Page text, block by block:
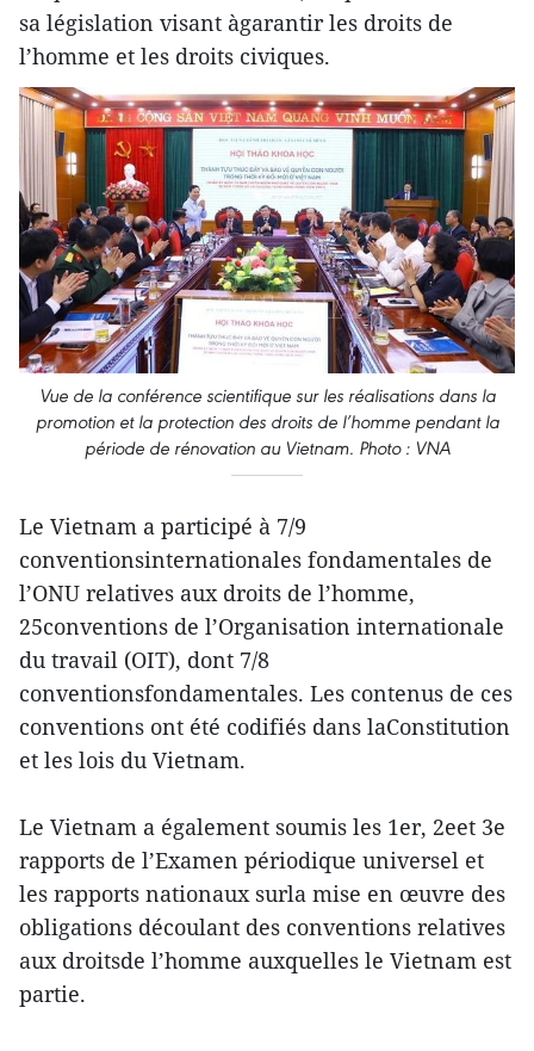
sa législation visant àgarantir les droits de
l’homme et les droits civiques.
Vue de la conférence scientifique sur les réalisations dans la
promotion et la protection des droits de l’homme pendant la
période de rénovation au Vietnam. Photo : VNA
Le Vietnam a participé à 7/9
conventionsinternationales fondamentales de
l’ONU relatives aux droits de l’homme,
25conventions de l’Organisation internationale
du travail (OIT), dont 7/8
conventionsfondamentales. Les contenus de ces
conventions ont été codifiés dans laConstitution
et les lois du Vietnam.
Le Vietnam a également soumis les 1er, 2eet 3e
rapports de l’Examen périodique universel et
les rapports nationaux surla mise en œuvre des
obligations découlant des conventions relatives
aux droitsde l’homme auxquelles le Vietnam est
partie.